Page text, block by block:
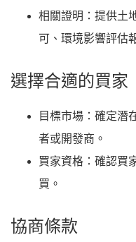
相關證明 ：提供土
可、環境影響評估
選擇合適的買家
目標市場 ：確定潛
者或開發商。
買家資格 ：確認買
買。
協商條款